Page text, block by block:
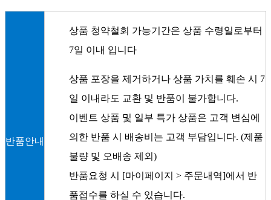
반품안내
상품 청약철회 가능기간은 상품 수령일로부터
7일 이내 입니다
상품 포장을 제거하거나 상품 가치를 훼손 시 7
일 이내라도 교환 및 반품이 불가합니다.
이벤트 상품 및 일부 특가 상품은 고객 변심에
의한 반품 시 배송비는 고객 부담입니다. (제품
불량 및 오배송 제외)
반품요청 시 [마이페이지 > 주문내역]에서 반
품접수를 하실 수 있습니다.